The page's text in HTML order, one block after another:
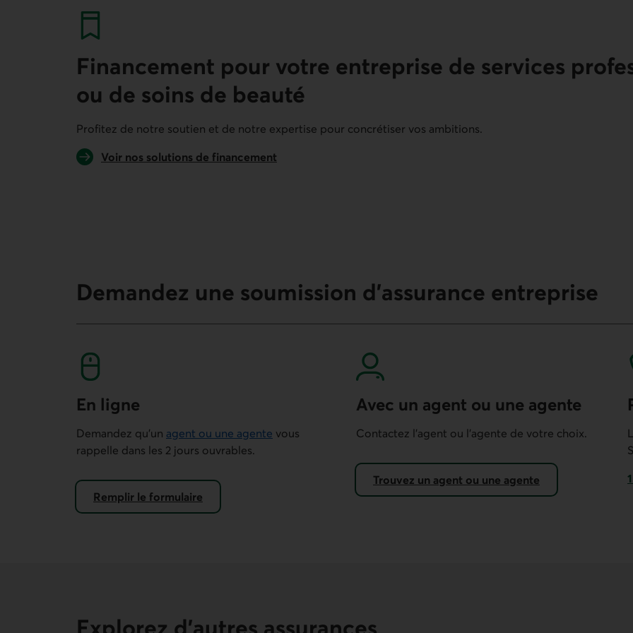
Finance­ment pour votre entreprise de services
ou de soins de beauté
Profitez de notre soutien et de notre expertise pour concrétiser vos ambitions.
Voir nos solutions de financement
Demandez une soumission d'assurance entreprise
En ligne
Demandez qu’un agent ou une agente vous
rappelle dans les 2 jours ouvrables.
Remplir le formulaire
de demande de rappel.
Avec un agent ou une agente
Contactez l’agent ou l’agente de votre choix.
Trouvez un agent ou une agente